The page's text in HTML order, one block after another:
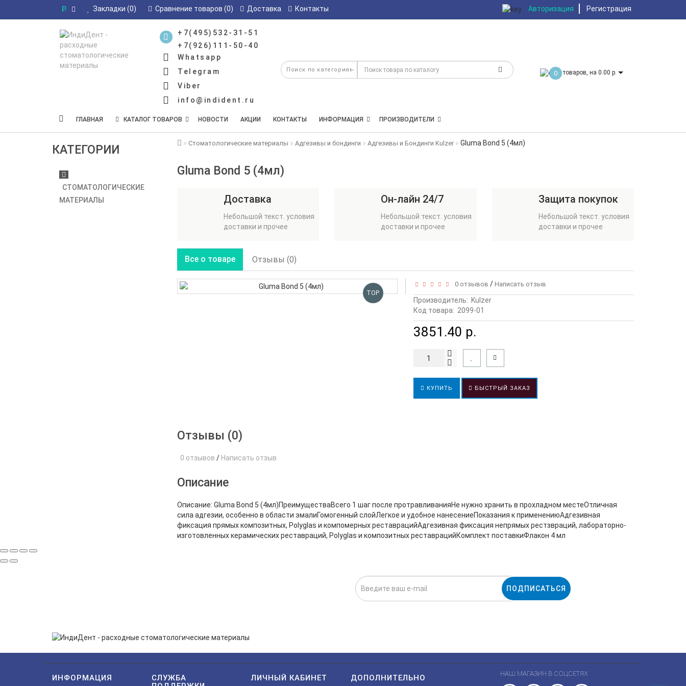
Р. Закладки (0) Сравнение товаров (0) Доставка Контакты Авторизация Регистрация
+7(495)532-31-51
+7(926)111-50-40
Whatsapp
Telegram
Viber
info@indident.ru
0 товаров, на 0.00 р.
ГЛАВНАЯ КАТАЛОГ ТОВАРОВ НОВОСТИ АКЦИИ КОНТАКТЫ ИНФОРМАЦИЯ ПРОИЗВОДИТЕЛИ
КАТЕГОРИИ
СТОМАТОЛОГИЧЕСКИЕ
МАТЕРИАЛЫ
Стоматологические материалы Адгезивы и бондинги Адгезивы и Бондинги Kulzer Gluma Bond 5 (4мл)
Gluma Bond 5 (4мл)
Доставка
Небольшой текст. условия
доставки и прочее
Он-лайн 24/7
Небольшой текст. условия
доставки и прочее
Защита покупок
Небольшой текст. условия
доставки и прочее
Все о товаре Отзывы (0)
TOP
0 отзывов / Написать отзыв
Производитель: Kulzer
Код товара: 2099-01
3851.40 р.
КУПИТЬ БЫСТРЫЙ ЗАКАЗ
Отзывы (0)
0 отзывов / Написать отзыв
Описание
Описание: Gluma Bond 5 (4мл)ПреимуществаВсего 1 шаг после протравливанияНе нужно хранить в прохладном местеОтличная
сила адгезии, особенно в области эмалиГомогенный слойЛегкое и удобное нанесениеПоказания к применениюАдгезивная
фиксация прямых композитных, Polyglas и компомерных реставрацийАдгезивная фиксация непрямых рестзвраций, лабораторно-
изготовленных керамических реставраций, Polyglas и композитных реставрацийКомплект поставкиФлакон 4 мл
ПОДПИСАТЬСЯ
ИНФОРМАЦИЯ
СЛУЖБА
ЛИЧНЫЙ КАБИНЕТ ДОПОЛНИТЕЛЬНО НАШ МАГАЗИН В СОЦСЕТЯХ